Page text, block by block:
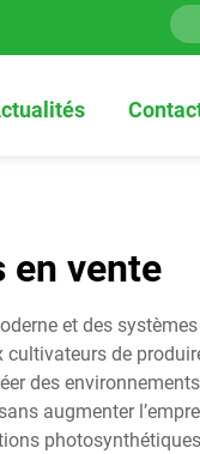
en vente
et des
de
des
augmenter